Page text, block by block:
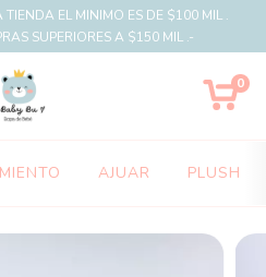
EL MINIMO ES DE $100 MIL .
SUPERIORES A $150 MIL .-
0
AJUAR PLUSH